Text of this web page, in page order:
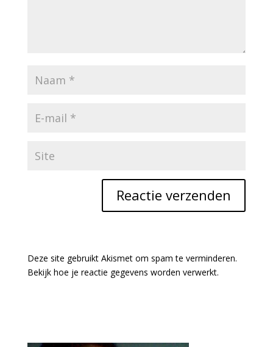
Deze site gebruikt Akismet om spam te verminderen.
Bekijk hoe je reactie gegevens worden verwerkt.